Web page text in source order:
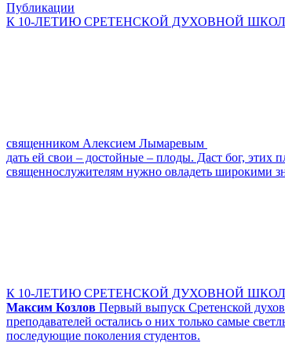
Публикации
К 10-ЛЕТИЮ СРЕТЕНСКОЙ ДУХОВНОЙ
священником Алексием Лымаревым
дать ей свои – достойные – плоды. Даст бог, этих
священнослужителям нужно овладеть широкими
К 10-ЛЕТИЮ СРЕТЕНСКОЙ ДУХОВНОЙ
Максим Козлов Первый выпуск Сретенской
преподавателей остались о них только самые
последующие поколения студентов.